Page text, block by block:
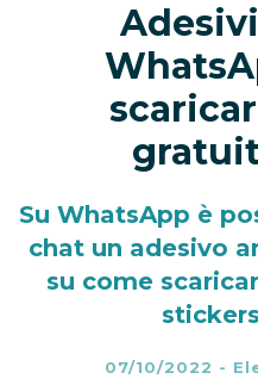
Su WhatsApp è
chat un adesivo
su come
07/10/2022 -